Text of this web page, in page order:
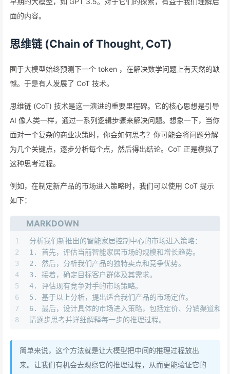
面的内容。
思维链 (Chain of Thought, CoT)
囿于大模型始终预测下一个 token ，在解决数学问题上有天然的缺
憾。于是有人发展了 CoT 技术。
思维链 (CoT) 技术是这一演进的重要里程碑。它的核心思想是引导
AI 像人类一样，通过一系列逻辑步骤来解决问题。想象一下，当你
面对一个复杂的商业决策时，你会如何思考？你可能会将问题分解
为几个关键点，逐步分析每个点，然后得出结论。CoT 正是模拟了
这种思考过程。
例如，在制定新产品的市场进入策略时，我们可以使用 CoT 提示
如下：
MARKDOWN
1
2
3
4
5
6
7
8
分析我们新推出的智能家居控制中心的市场进入策略：
1.
首先，评估当前智能家居市场的规模和增长趋势。
2.
然后，分析我们产品的独特卖点和竞争优势。
3.
接着，确定目标客户群体及其需求。
4.
评估现有竞争对手的市场策略。
5.
基于以上分析，提出适合我们产品的市场定位。
6.
最后，设计具体的市场进入策略，包括定价、分销渠道和
请逐步思考并详细解释每一步的推理过程。
简单来说，这个方法就是让大模型把中间的推理过程放出
来。让我们有机会去观察它的推理过程，从而更能验证它的